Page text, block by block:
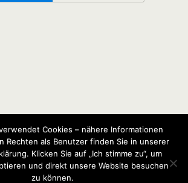
Cookies – nähere Informationen
Rechten als Benutzer finden Sie in unserer
Klicken Sie auf „Ich stimme zu“, um
und direkt unsere Website besuchen
zu können.